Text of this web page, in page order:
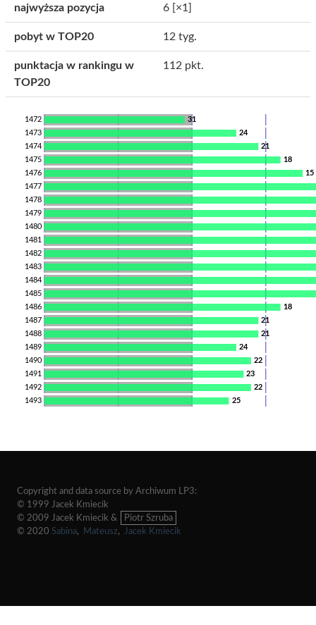
najwyższa pozycja 6 [×1]
pobyt w TOP20 12 tyg.
punktacja w rankingu w
TOP20
112 pkt.
31
1472
24
1473
21
1474
18
1475
15
1476
1477
1478
1479
1480
1481
1482
1483
1484
1485
18
1486
21
1487
21
1488
24
1489
22
1490
23
1491
22
1492
25
1493
Copyright and data source by Archiwum LP3:
© 1999 Jacek Kmiecik
© 2009 Jacek Kmiecik &
Piotr Szruba
© 2020 Sabina, Mateusz, Jacek Kmiecik